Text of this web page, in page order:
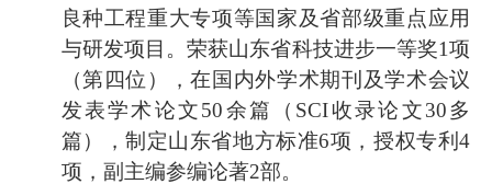
良种工程重大专项等国家及省部级重点应用
与研发项目。荣获山东省科技进步一等奖1项
（第四位），在国内外学术期刊及学术会议
发表学术论文50余篇（ SCI收录论文30多
篇），制定山东省地方标准6项，授权专利4
项，副主编参编论著2部。